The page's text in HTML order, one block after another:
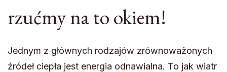
rzućmy na to okiem!
Jednym z głównych rodzajów zrównoważonych
źródeł ciepła jest energia odnawialna. To jak wiatr